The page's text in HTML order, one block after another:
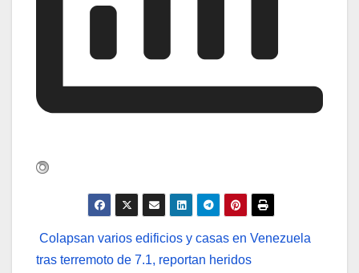
Navegación
de
Colapsan varios edificios y casas en Venezuela
tras terremoto de 7.1, reportan heridos